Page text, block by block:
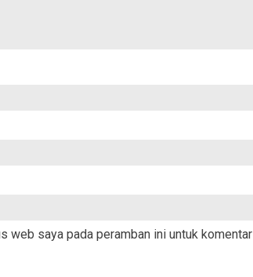
web saya pada peramban ini untuk